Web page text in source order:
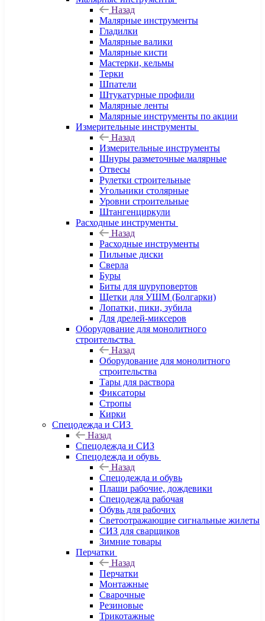
Назад
Малярные инструменты
Гладилки
Малярные валики
Малярные кисти
Мастерки, кельмы
Терки
Шпатели
Штукатурные профили
Малярные ленты
Малярные инструменты по акции
Измерительные инструменты
Назад
Измерительные инструменты
Шнуры разметочные малярные
Отвесы
Рулетки строительные
Угольники столярные
Уровни строительные
Штангенциркули
Расходные инструменты
Назад
Расходные инструменты
Пильные диски
Сверла
Буры
Биты для шуруповертов
Щетки для УШМ (Болгарки)
Лопатки, пики, зубила
Для дрелей-миксеров
Оборудование для монолитного
строительства
Назад
Оборудование для монолитного
строительства
Тары для раствора
Фиксаторы
Стропы
Кирки
Спецодежда и СИЗ
Назад
Спецодежда и СИЗ
Спецодежда и обувь
Назад
Спецодежда и обувь
Плащи рабочие, дождевики
Спецодежда рабочая
Обувь для рабочих
Светоотражающие сигнальные жилеты
СИЗ для сварщиков
Зимние товары
Перчатки
Назад
Перчатки
Монтажные
Сварочные
Резиновые
Трикотажные